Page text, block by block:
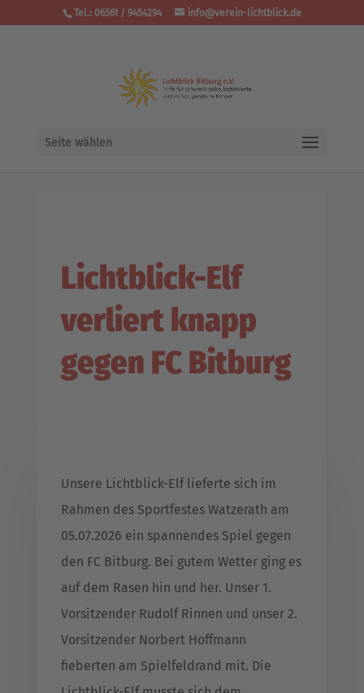
Tel.: 06561 / 9454294 info@verein-lichtblick.de
Seite wählen
Lichtblick-Elf
verliert knapp
gegen FC Bitburg
Unsere Lichtblick-Elf lieferte sich im
Rahmen des Sportfestes Watzerath am
05.07.2026 ein spannendes Spiel gegen
den FC Bitburg. Bei gutem Wetter ging es
auf dem Rasen hin und her. Unser 1.
Vorsitzender Rudolf Rinnen und unser 2.
Vorsitzender Norbert Hoffmann
fieberten am Spielfeldrand mit. Die